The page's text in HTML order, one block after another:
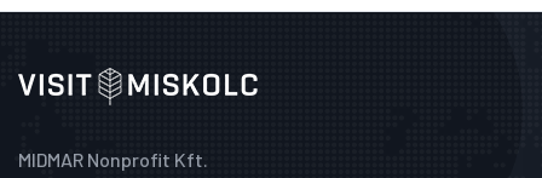
MIDMAR Nonprofit Kft.